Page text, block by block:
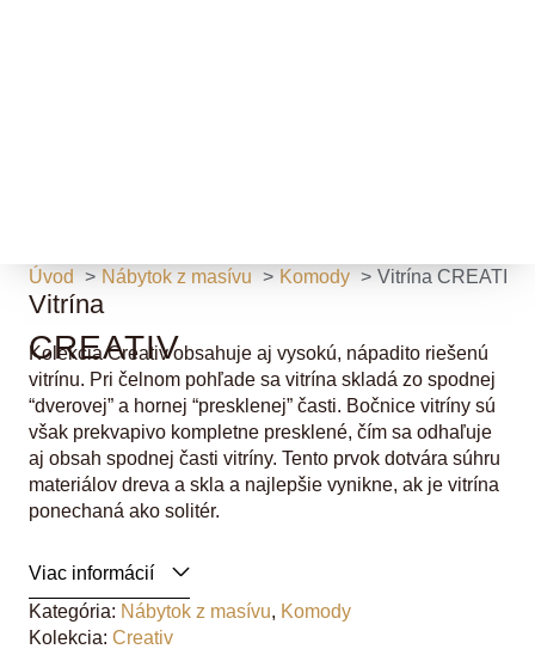
Úvod Nábytok z masívu Komody Vitrína CREATIV
Vitrína
CREATIV
Kolekcia Creativ obsahuje aj vysokú, nápadito riešenú
vitrínu. Pri čelnom pohľade sa vitrína skladá zo spodnej
“dverovej” a hornej “presklenej” časti. Bočnice vitríny sú
však prekvapivo kompletne presklené, čím sa odhaľuje
aj obsah spodnej časti vitríny. Tento prvok dotvára súhru
materiálov dreva a skla a najlepšie vynikne, ak je vitrína
ponechaná ako solitér.
Viac informácií
Kategória: Nábytok z masívu, Komody
Kolekcia: Creativ